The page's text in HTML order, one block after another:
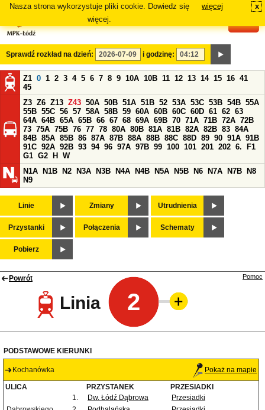
Nasza strona wykorzystuje pliki cookie. Dowiedz się
więcej.
więcej x
Sprawdź rozkład na dzień: i godzinę:
Z1 0 1 2 3 4 5 6 7 8 9 10A 10B 11 12 13 14 15 16 41
45
Z3 Z6 Z13 Z43 50A 50B 51A 51B 52 53A 53C 53B 54B 55A
55B 55C 56 57 58A 58B 59 60A 60B 60C 60D 61 62 63
64A 64B 65A 65B 66 67 68 69A 69B 70 71A 71B 72A 72B
73 75A 75B 76 77 78 80A 80B 81A 81B 82A 82B 83 84A
84B 85A 85B 86 87A 87B 88A 88B 88C 88D 89 90 91A 91B
91C 92A 92B 93 94 96 97A 97B 99 100 101 201 202 6.
F1
G1 G2 H
W
N1A
N1B N2 N3A N3B N4A N4B N5A N5B N6 N7A N7B
N8
N9
Linie Zmiany Utrudnienia
Przystanki Połączenia Schematy
Pobierz
Powrót
Linia 2
Pomoc
PODSTAWOWE KIERUNKI
Kochanówka Pokaż na mapie
ULICA PRZYSTANEK
PRZESIADKI
1.
Dw. Łódź Dąbrowa
Przesiadki